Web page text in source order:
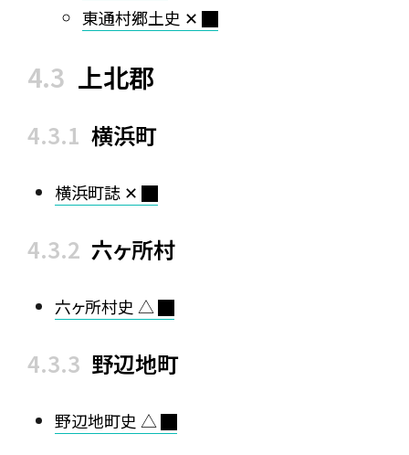
東通村郷土史 ✕
上北郡
横浜町
横浜町誌 ✕
六ヶ所村
六ヶ所村史 △
野辺地町
野辺地町史 △